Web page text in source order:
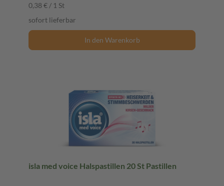
0,38 € / 1 St
sofort lieferbar
In den Warenkorb
isla med voice Halspastillen 20 St Pastillen